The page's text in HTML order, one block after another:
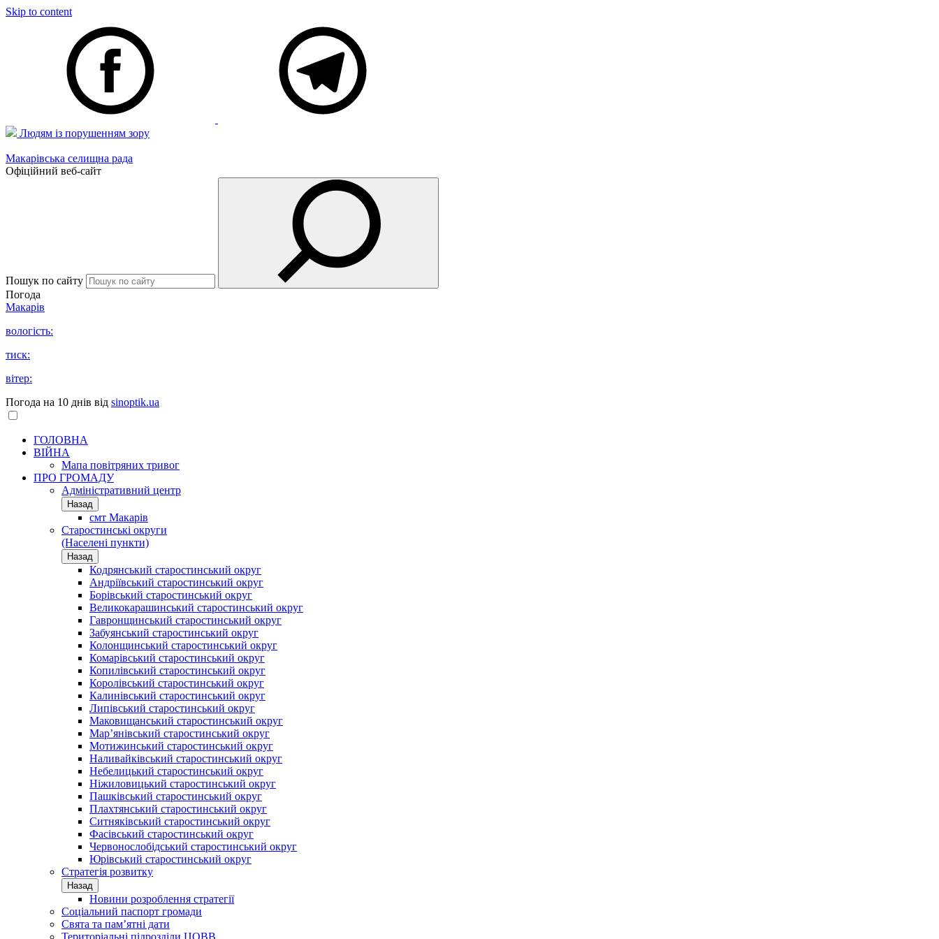
Skip to content
Людям із порушенням зору
Макарівська селищна рада
Офіційний веб-сайт
Пошук по сайту
Погода
Макарів
вологість:
тиск:
вітер:
Погода на 10 днів від sinoptik.ua
ГОЛОВНА
ВІЙНА
Мапа повітряних тривог
ПРО ГРОМАДУ
Aдміністративний центр
Назад
смт Макарів
Старостинські округи
(Населені пункти)
Назад
Кодрянський старостинський округ
Андріївський старостинський округ
Борівський старостинський округ
Великокарашинський старостинський округ
Гавронщинський старостинський округ
Забуянський старостинський округ
Колонщинський старостинський округ
Комарівський старостинський округ
Копилівський старостинський округ
Королівський старостинський округ
Калинівський старостинський округ
Липівський старостинський округ
Маковищанський старостинський округ
Мар’янівський старостинський округ
Мотижинський старостинський округ
Наливайківський старостинський округ
Небелицький старостинський округ
Ніжиловицький старостинський округ
Пашківський старостинський округ
Плахтянський старостинський округ
Ситняківський старостинський округ
Фасівський старостинський округ
Червонослобідський старостинський округ
Юрівський старостинський округ
Стратегія розвитку
Назад
Новини розроблення стратегії
Соціальний паспорт громади
Свята та пам’ятні дати
Територіальні підрозділи ЦОВВ